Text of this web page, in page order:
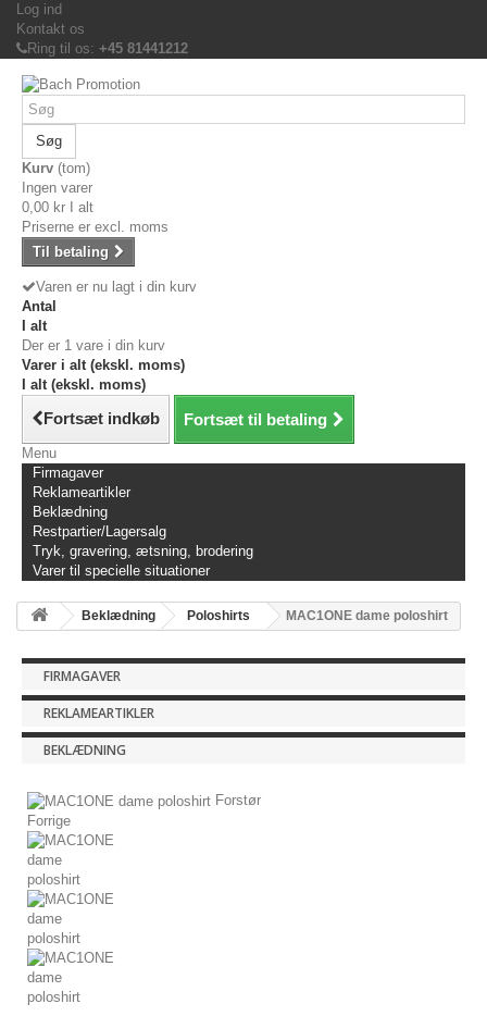
Log ind
Kontakt os
Ring til os: +45 81441212
Søg
Kurv (tom)
Ingen varer
0,00 kr
I alt
Priserne er excl. moms
Til betaling
Varen er nu lagt i din kurv
Antal
I alt
Der er 1 vare i din kurv
Varer i alt (ekskl. moms)
I alt (ekskl. moms)
Fortsæt indkøb Fortsæt til betaling
Menu
Firmagaver
Reklameartikler
Beklædning
Restpartier/Lagersalg
Tryk, gravering, ætsning, brodering
Varer til specielle situationer
Beklædning Poloshirts MAC1ONE dame poloshirt
FIRMAGAVER
REKLAMEARTIKLER
BEKLÆDNING
Forstør
Forrige